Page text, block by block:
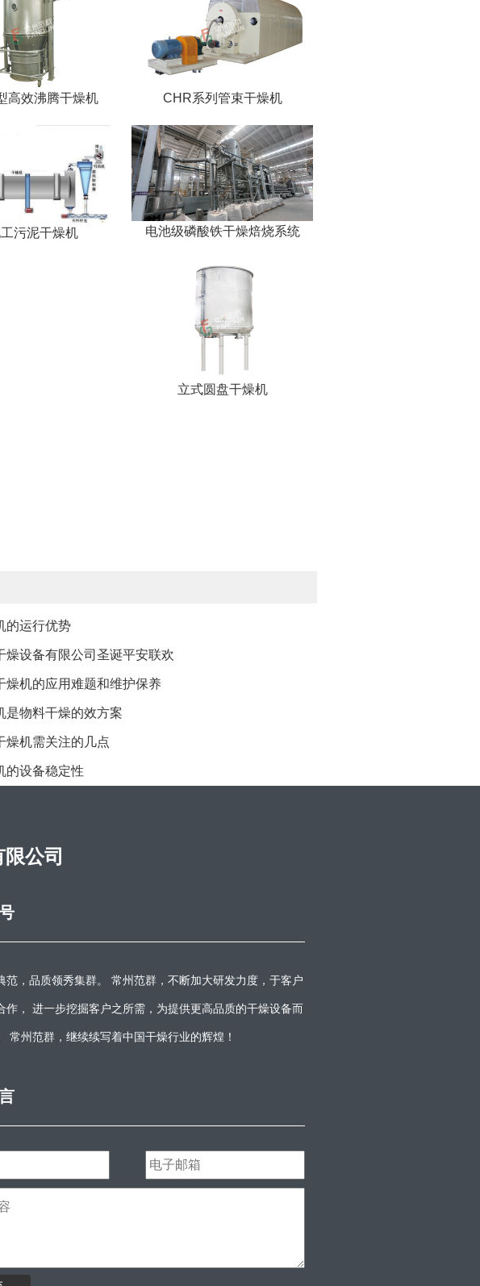
高效沸腾干燥机 CHR系列管束干燥机
污泥干燥机 电池级磷酸铁干燥焙烧系统
立式圆盘干燥机
的运行优势
燥设备有限公司圣诞平安联欢
燥机的应用难题和维护保养
是物料干燥的效方案
燥机需关注的几点
的设备稳定性
公司
范，品质领秀集群。 常州范群，不断加大研发力度，于客户
作， 进一步挖掘客户之所需，为提供更高品质的干燥设备而
常州范群，继续续写着中国干燥行业的辉煌！